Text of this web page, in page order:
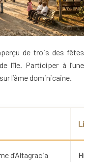
de trois des fêtes
l’île. Participer à l’une
l’âme dominicaine.
d’Altagracia